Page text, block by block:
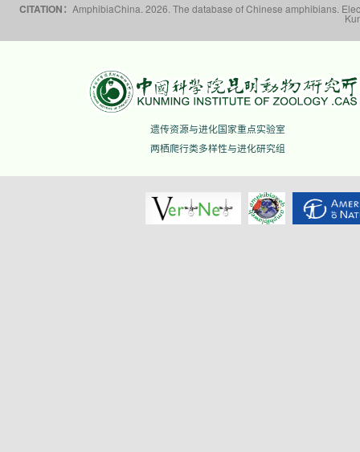
CITATION： AmphibiaChina. 2026. The database of Chinese amphibians.
遗传资源与进化国家重点实验室
两栖爬行类多样性与进化研究组